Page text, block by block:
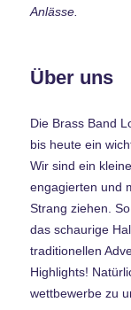
Anlässe.
Über uns
Die Brass Band
bis heute ein
Wir sind ein
engagierten und
Strang ziehen.
das schaurige
traditionellen
Highlights!
wettbewerbe zu